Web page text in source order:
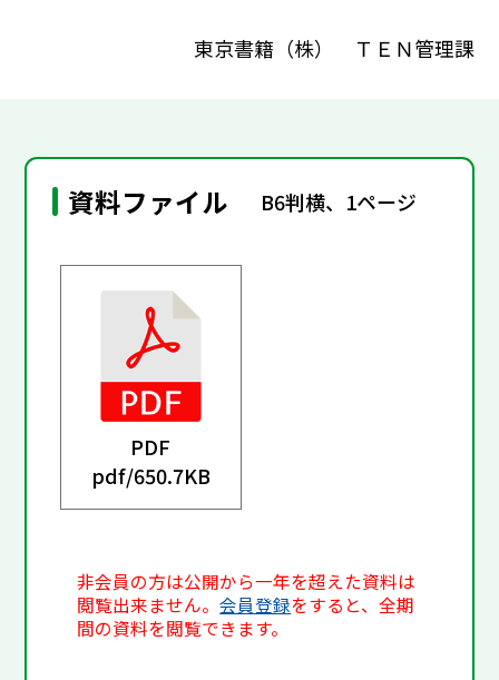
東京書籍（株） ＴＥＮ管理課
資料ファイル B6判横、1ページ
PDF
pdf/650.7KB
非会員の方は公開から一年を超えた資料は
閲覧出来ません。会員登録をすると、全期
間の資料を閲覧できます。